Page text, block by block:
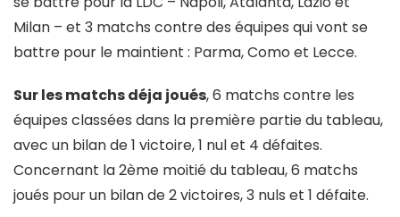
Milan – et 3 matchs contre des équipes qui vont se
battre pour le maintient : Parma, Como et Lecce.
Sur les matchs déja joués, 6 matchs contre les
équipes classées dans la première partie du tableau,
avec un bilan de 1 victoire, 1 nul et 4 défaites.
Concernant la 2ème moitié du tableau, 6 matchs
joués pour un bilan de 2 victoires, 3 nuls et 1 défaite.